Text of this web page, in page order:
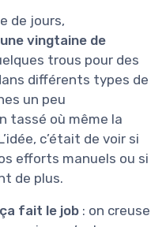
de jours,
vingtaine de
trous pour des
différents types de
un peu
tassé où même la
c’était de voir si
efforts manuels ou si
de plus.
ça fait le job : on creuse